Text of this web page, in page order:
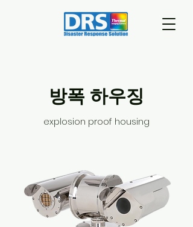
​방폭 하우징
explosion proof housing